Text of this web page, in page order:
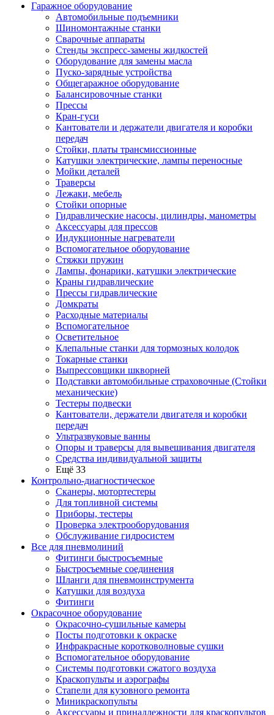
Гаражное оборудование
Автомобильные подъемники
Шиномонтажные станки
Сварочные аппараты
Стенды экспресс-замены жидкостей
Оборудование для замены масла
Пуско-зарядные устройства
Общегаражное оборудование
Балансировочные станки
Прессы
Кран-гуси
Кантователи и держатели двигателя и коробки
передач
Стойки, платы трансмиссионные
Катушки электрические, лампы переносные
Мойки деталей
Траверсы
Лежаки, мебель
Стойки опорные
Гидравлические насосы, цилиндры, манометры
Аксессуары для прессов
Индукционные нагреватели
Вспомогательное оборудование
Стяжки пружин
Лампы, фонарики, катушки электрические
Краны гидравлические
Прессы гидравлические
Домкраты
Расходные материалы
Вспомогательное
Осветительное
Клепальные станки для тормозных колодок
Токарные станки
Выпрессовщики шкворней
Подставки автомобильные страховочные (Стойки
механические)
Тестеры подвески
Кантователи, держатели двигателя и коробки
передач
Ультразвуковые ванны
Опоры и траверсы для вывешивания двигателя
Средства индивидуальной защиты
Ещё 33
Контрольно-диагностическое
Сканеры, мотортестеры
Для топливной системы
Приборы, тестеры
Проверка электрооборудования
Обслуживание гидросистем
Все для пневмолиний
Фитинги быстросъемные
Быстросъемные соединения
Шланги для пневмоинструмента
Катушки для воздуха
Фитинги
Окрасочное оборудование
Окрасочно-сушильные камеры
Посты подготовки к окраске
Инфракрасные коротковолновые сушки
Вспомогательное оборудование
Системы подготовки сжатого воздуха
Краскопульты и аэрографы
Стапели для кузовного ремонта
Миникраскопульты
Аксессуары и принадлежности для краскопультов